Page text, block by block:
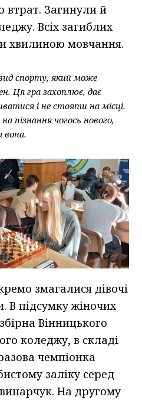
втрат. Загинули й
Всіх загиблих
хвилиною мовчання.
спорту, який може
Ця гра захоплює, дає
і не стояти на місці.
пізнання чогось нового,
вона.
змагалися дівочі
В підсумку жіночих
Вінницького
коледжу, в складі
чемпіонка
заліку серед
На другому